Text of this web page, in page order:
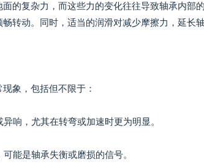
的复杂力，而这些力的变化往往导致轴承内部
转动。同时，适当的润滑对减少摩擦力，延长
象，包括但不限于：
响，尤其在转弯或加速时更为明显。
能是轴承失衡或磨损的信号。